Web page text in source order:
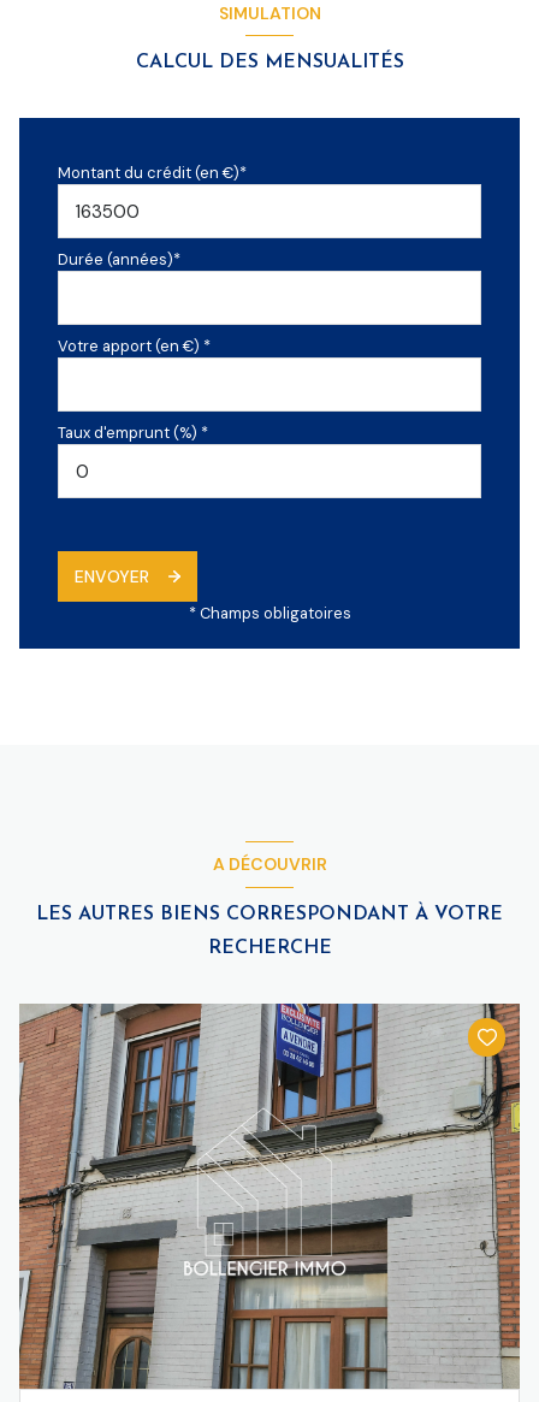
SIMULATION
CALCUL DES MENSUALITÉS
Montant du crédit (en €)*
Durée (années)*
Votre apport (en €) *
Taux d'emprunt (%) *
ENVOYER
* Champs obligatoires
A DÉCOUVRIR
LES AUTRES BIENS CORRESPONDANT À VOTRE
RECHERCHE